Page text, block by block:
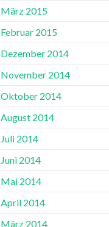
März 2015
Februar 2015
Dezember 2014
November 2014
Oktober 2014
August 2014
Juli 2014
Juni 2014
Mai 2014
April 2014
März 2014